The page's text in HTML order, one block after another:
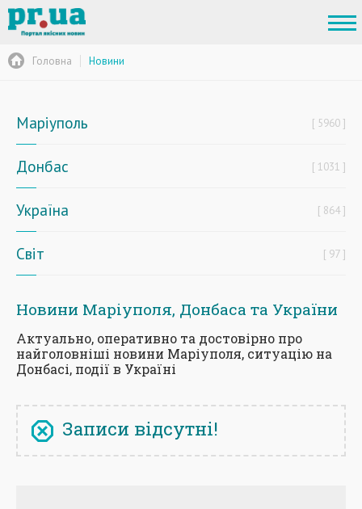
Головна Новини
Маріуполь 5960
Донбас 1031
Україна 864
Світ 97
Новини Маріуполя, Донбаса та України
Актуально, оперативно та достовірно про
найголовніші новини Маріуполя, ситуацію на
Донбасі, події в Україні
Записи відсутні!